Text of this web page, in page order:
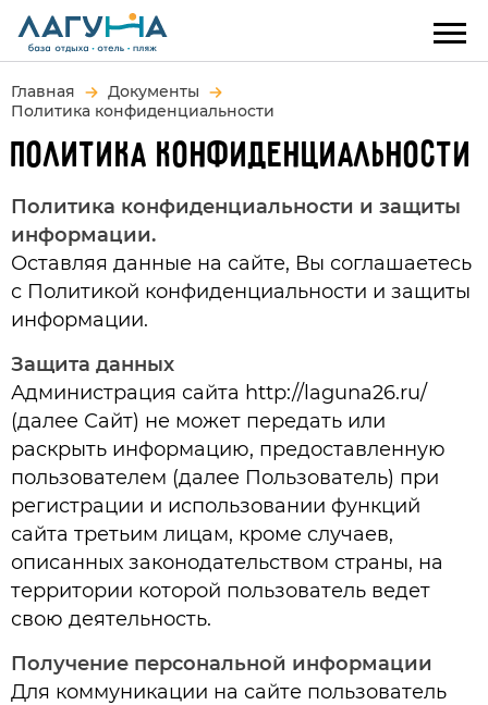
Главная
Документы
Политика конфиденциальности
ПОЛИТИКА КОНФИДЕНЦИАЛЬНОСТИ
Политика конфиденциальности и защиты
информации.
Оставляя данные на сайте, Вы соглашаетесь
с Политикой конфиденциальности и защиты
информации.
Защита данных
Администрация сайта http://laguna26.ru/
(далее Сайт) не может передать или
раскрыть информацию, предоставленную
пользователем (далее Пользователь) при
регистрации и использовании функций
сайта третьим лицам, кроме случаев,
описанных законодательством страны, на
территории которой пользователь ведет
свою деятельность.
Получение персональной информации
Для коммуникации на сайте пользователь